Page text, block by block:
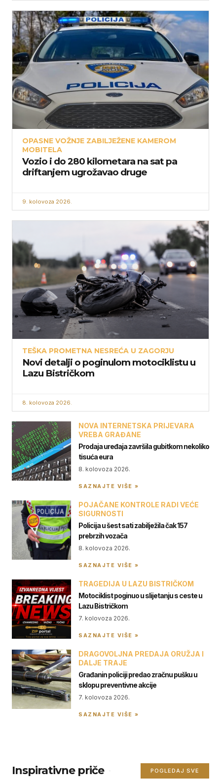
OPASNE VOŽNJE ZABILJEŽENE KAMEROM
MOBITELA
Vozio i do 280 kilometara na sat pa
driftanjem ugrožavao druge
9. kolovoza 2026.
TEŠKA PROMETNA NESREĆA U ZAGORJU
Novi detalji o poginulom motociklistu u
Lazu Bistričkom
8. kolovoza 2026.
NOVA INTERNETSKA PRIJEVARA
VREBA GRAĐANE
Prodaja uređaja završila gubitkom nekoliko
tisuća eura
8. kolovoza 2026.
SAZNAJTE VIŠE »
POJAČANE KONTROLE RADI VEĆE
SIGURNOSTI
Policija u šest sati zabilježila čak 157
prebrzih vozača
8. kolovoza 2026.
SAZNAJTE VIŠE »
TRAGEDIJA U LAZU BISTRIČKOM
Motociklist poginuo u slijetanju s ceste u
Lazu Bistričkom
7. kolovoza 2026.
SAZNAJTE VIŠE »
DRAGOVOLJNA PREDAJA ORUŽJA I
DALJE TRAJE
Građanin policiji predao zračnu pušku u
sklopu preventivne akcije
7. kolovoza 2026.
SAZNAJTE VIŠE »
Inspirativne priče POGLEDAJ SVE